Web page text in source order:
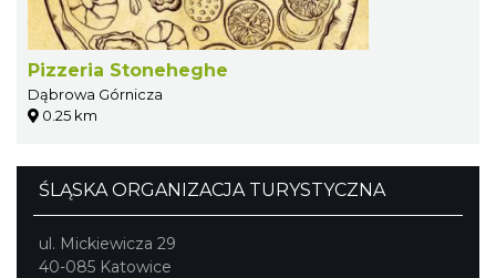
Pizzeria Stoneheghe
Dąbrowa Górnicza
0.25 km
ŚLĄSKA ORGANIZACJA TURYSTYCZNA
ul. Mickiewicza 29
40-085 Katowice